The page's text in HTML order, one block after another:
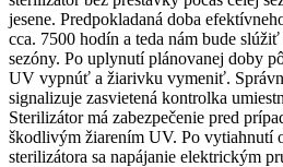
jesene. Predpokladaná doba
cca. 7500 hodín a teda nám bude
sezóny. Po uplynutí plánovanej doby
UV vypnúť a žiarivku vymeniť.
signalizuje zasvietená kontrolka
Sterilizátor má zabezpečenie pred
škodlivým žiarením UV. Po vytiahnutí
sterilizátora sa napájanie elektrickým